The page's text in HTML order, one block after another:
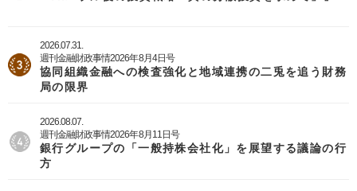
2026.07.31.
週刊金融財政事情2026年8月4日号
協同組織金融への検査強化と地域連携の二兎を追う財務
局の限界
2026.08.07.
週刊金融財政事情2026年8月11日号
銀行グループの「一般持株会社化」を展望する議論の行
方